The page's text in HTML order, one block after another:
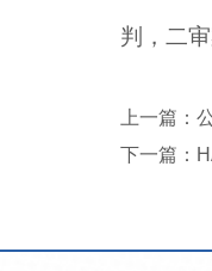
判，二
上一篇：
下一篇：